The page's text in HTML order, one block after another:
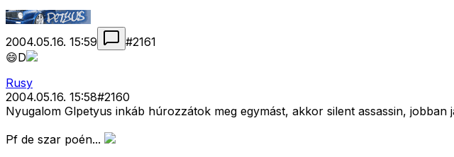
2004.05.16. 15:59 #2161
😄D
Rusy
2004.05.16. 15:58#2160
Nyugalom Glpetyus inkáb húrozzátok meg egymást, akkor silent assassin, jobban
Pf de szar poén...